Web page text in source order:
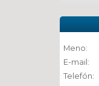
Meno:
E-mail:
Telefón: